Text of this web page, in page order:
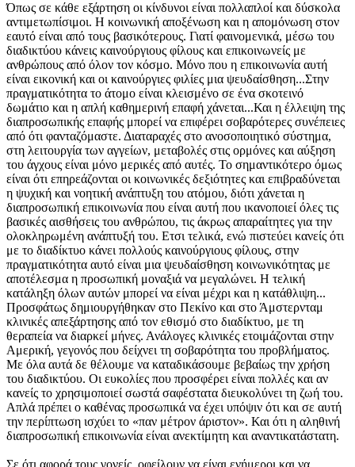
Όπως σε κάθε εξάρτηση οι κίνδυνοι είναι πολλαπλοί και δύσκολα
αντιμετωπίσιμοι. Η κοινωνική αποξένωση και η απομόνωση στον
εαυτό είναι από τους βασικότερους. Γιατί φαινομενικά, μέσω του
διαδικτύου κάνεις καινούργιους φίλους και επικοινωνείς με
ανθρώπους από όλον τον κόσμο. Μόνο που η επικοινωνία αυτή
είναι εικονική και οι καινούργιες φιλίες μια ψευδαίσθηση...Στην
πραγματικότητα το άτομο είναι κλεισμένο σε ένα σκοτεινό
δωμάτιο και η απλή καθημερινή επαφή χάνεται...Και η έλλειψη της
διαπροσωπικής επαφής μπορεί να επιφέρει σοβαρότερες συνέπειες
από ότι φανταζόμαστε. Διαταραχές στο ανοσοποιητικό σύστημα,
στη λειτουργία των αγγείων, μεταβολές στις ορμόνες και αύξηση
του άγχους είναι μόνο μερικές από αυτές. Το σημαντικότερο όμως
είναι ότι επηρεάζονται οι κοινωνικές δεξιότητες και επιβραδύνεται
η ψυχική και νοητική ανάπτυξη του ατόμου, διότι χάνεται η
διαπροσωπική επικοινωνία που είναι αυτή που ικανοποιεί όλες τις
βασικές αισθήσεις του ανθρώπου, τις άκρως απαραίτητες για την
ολοκληρωμένη ανάπτυξή του. Ετσι τελικά, ενώ πιστεύει κανείς ότι
με το διαδίκτυο κάνει πολλούς καινούργιους φίλους, στην
πραγματικότητα αυτό είναι μια ψευδαίσθηση κοινωνικότητας με
αποτέλεσμα η προσωπική μοναξιά να μεγαλώνει. Η τελική
κατάληξη όλων αυτών μπορεί να είναι μέχρι και η κατάθλιψη...
Προσφάτως δημιουργήθηκαν στο Πεκίνο και στο Άμστερνταμ
κλινικές απεξάρτησης από τον εθισμό στο διαδίκτυο, με τη
θεραπεία να διαρκεί μήνες. Ανάλογες κλινικές ετοιμάζονται στην
Αμερική, γεγονός που δείχνει τη σοβαρότητα του προβλήματος.
Με όλα αυτά δε θέλουμε να καταδικάσουμε βεβαίως την χρήση
του διαδικτύου. Οι ευκολίες που προσφέρει είναι πολλές και αν
κανείς το χρησιμοποιεί σωστά σαφέστατα διευκολύνει τη ζωή του.
Απλά πρέπει ο καθένας προσωπικά να έχει υπόψιν ότι και σε αυτή
την περίπτωση ισχύει το «παν μέτρον άριστον». Και ότι η αληθινή
διαπροσωπική επικοινωνία είναι ανεκτίμητη και αναντικατάστατη.